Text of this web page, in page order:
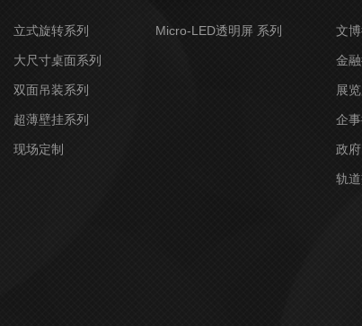
立式旋转系列
大尺寸桌面系列
双面吊装系列
超薄壁挂系列
现场定制
Micro-LED透明屏 系列 文
金
展
企
政
轨